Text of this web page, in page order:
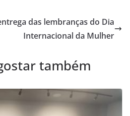
das lembranças do Dia
Internacional da Mulher
também